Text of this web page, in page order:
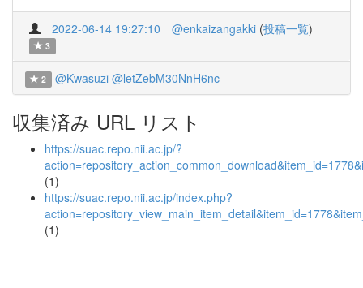
2022-06-14 19:27:10 @enkaizangakki (投稿一覧)
3
2 @Kwasuzi @letZebM30NnH6nc
収集済み URL リスト
https://suac.repo.nii.ac.jp/?
(1)
https://suac.repo.nii.ac.jp/index.php?
(1)